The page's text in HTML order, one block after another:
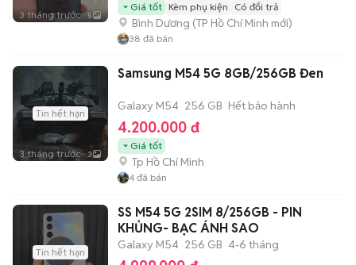
3 tháng trước 5
Giá tốt Kèm phụ kiện Có đổi trả
Bình Dương (TP Hồ Chí Minh mới)
38 đã bán
Tin hết hạn
3 tháng trước 3
Samsung M54 5G 8GB/256GB Đen
Galaxy M54 256 GB Hết bảo hành
4.200.000 đ
Giá tốt
Tp Hồ Chí Minh
4 đã bán
Tin hết hạn
SS M54 5G 2SIM 8/256GB - PIN
KHỦNG- BẠC ÁNH SAO
Galaxy M54 256 GB 4-6 tháng